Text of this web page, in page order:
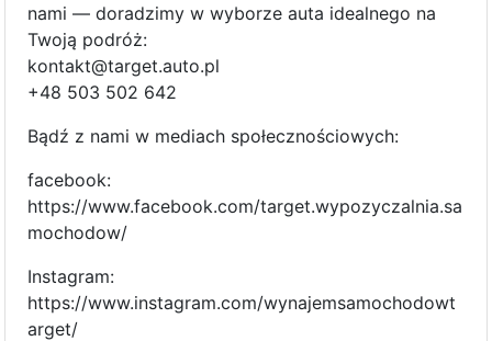
nami — doradzimy w wyborze auta idealnego na
Twoją podróż:
kontakt@target.auto.pl
+48 503 502 642
Bądź z nami w mediach społecznościowych:
facebook:
https://www.facebook.com/target.wypozyczalnia.sa
mochodow/
Instagram:
https://www.instagram.com/wynajemsamochodowt
arget/